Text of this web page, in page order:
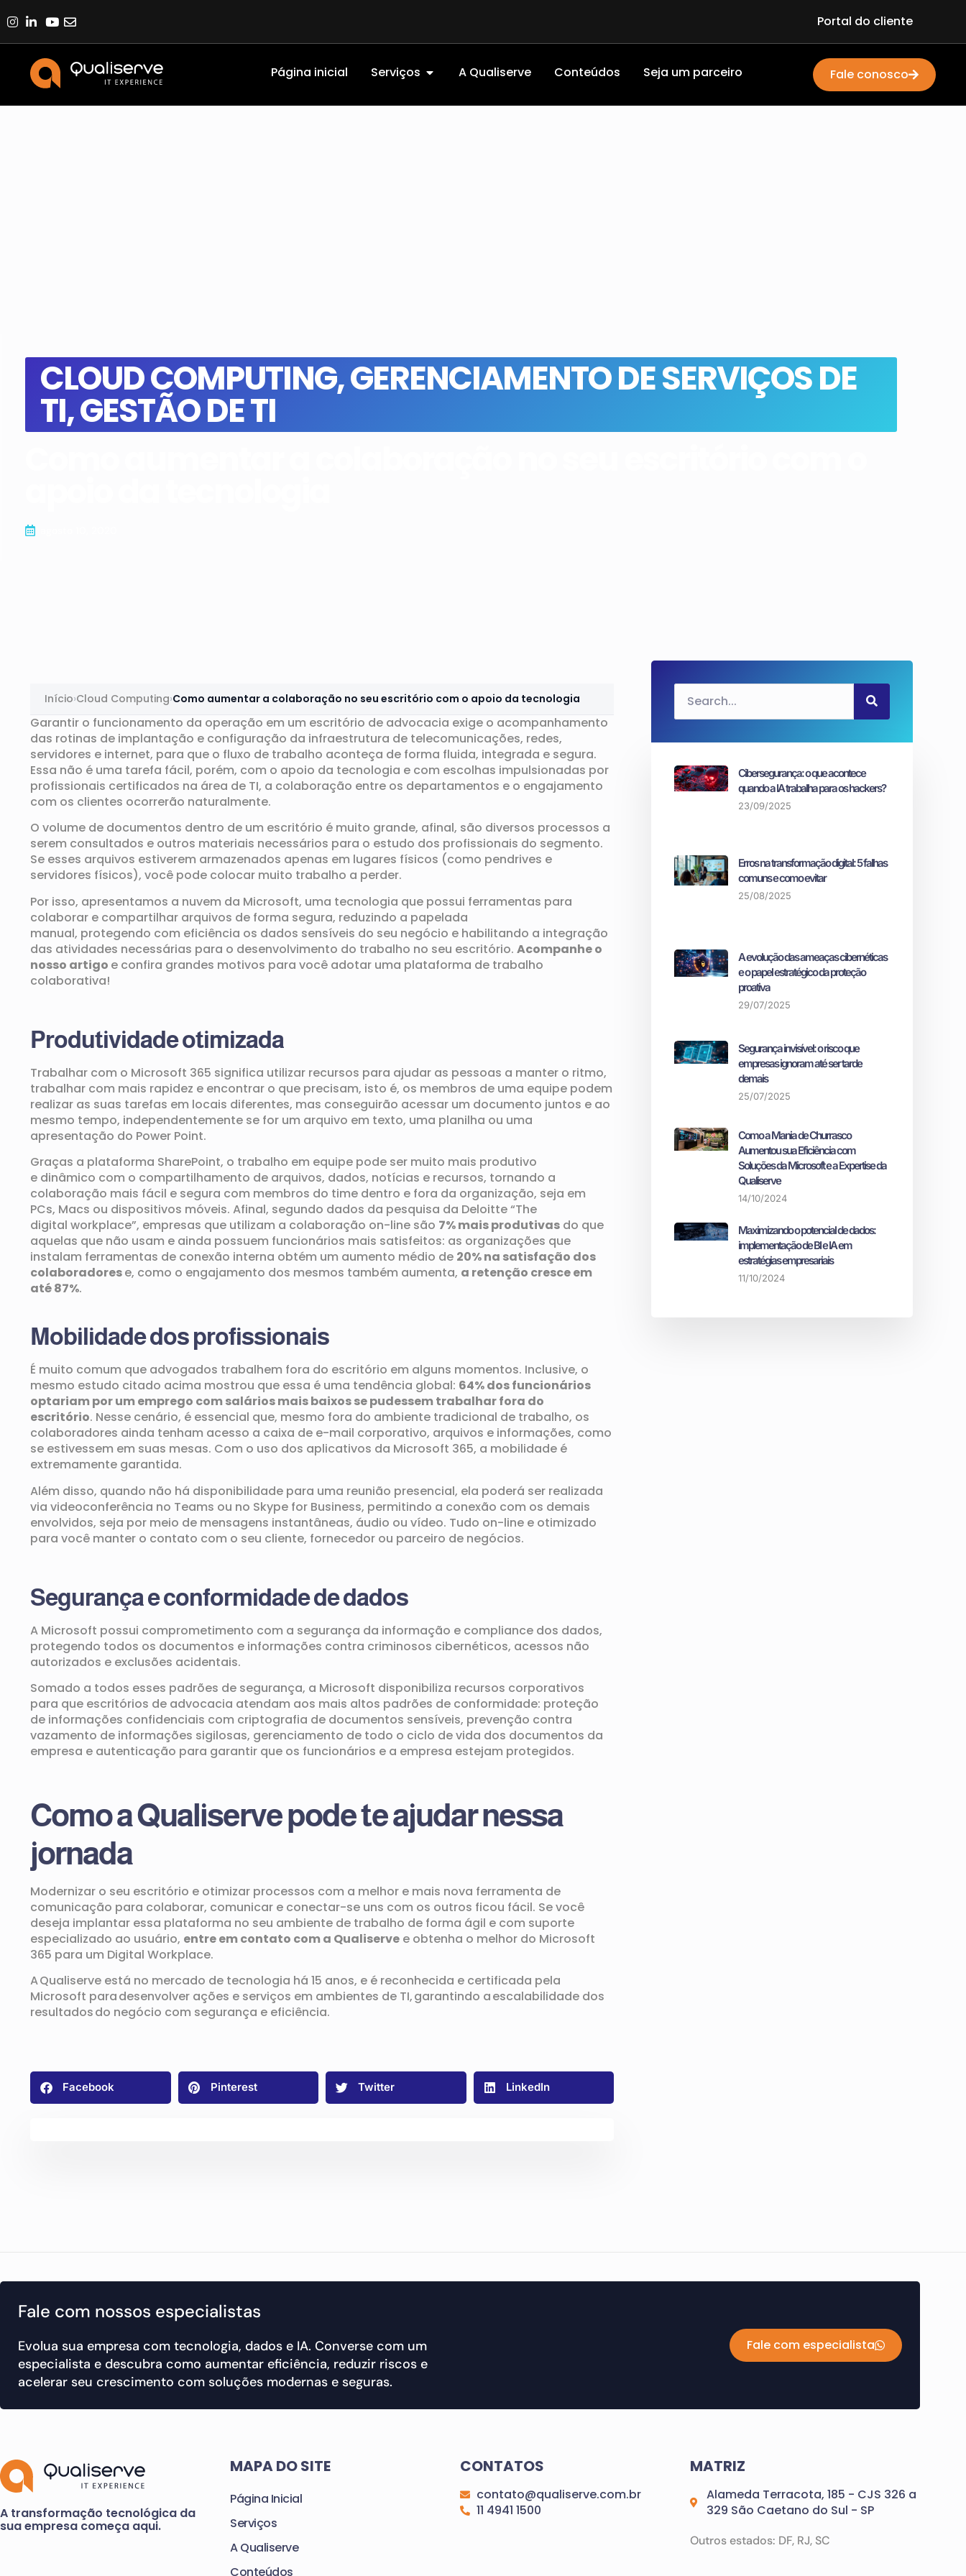
Portal do cliente
Página inicial Serviços A Qualiserve Conteúdos Seja um parceiro Fale conosco
CLOUD COMPUTING,GERENCIAMENTO DE SERVIÇOS DE
TI,GESTÃO DE TI
Início›Cloud Computing›Como aumentar a colaboração no seu escritório com o apoio da tecnologia
Garantir o funcionamento da operação em um escritório de advocacia exige o acompanhamento
das rotinas de implantação e configuração da infraestrutura de telecomunicações, redes,
servidores e internet, para que o fluxo de trabalho aconteça de forma fluida, integrada e segura.
Essa não é uma tarefa fácil, porém, com o apoio da tecnologia e com escolhas impulsionadas por
profissionais certificados na área de TI, a colaboração entre os departamentos e o engajamento
com os clientes ocorrerão naturalmente.
O volume de documentos dentro de um escritório é muito grande, afinal, são diversos processos a
serem consultados e outros materiais necessários para o estudo dos profissionais do segmento.
Se esses arquivos estiverem armazenados apenas em lugares físicos (como pendrives e
servidores físicos), você pode colocar muito trabalho a perder.
Por isso, apresentamos a nuvem da Microsoft, uma tecnologia que possui ferramentas para
colaborar e compartilhar arquivos de forma segura, reduzindo a papelada
manual, protegendo com eficiência os dados sensíveis do seu negócio e habilitando a integração
das atividades necessárias para o desenvolvimento do trabalho no seu escritório. Acompanhe o
nosso artigo e confira grandes motivos para você adotar uma plataforma de trabalho
colaborativa!
Produtividade otimizada
Trabalhar com o Microsoft 365 significa utilizar recursos para ajudar as pessoas a manter o ritmo,
trabalhar com mais rapidez e encontrar o que precisam, isto é, os membros de uma equipe podem
realizar as suas tarefas em locais diferentes, mas conseguirão acessar um documento juntos e ao
mesmo tempo, independentemente se for um arquivo em texto, uma planilha ou uma
apresentação do Power Point.
Graças a plataforma SharePoint, o trabalho em equipe pode ser muito mais produtivo
e dinâmico com o compartilhamento de arquivos, dados, notícias e recursos, tornando a
colaboração mais fácil e segura com membros do time dentro e fora da organização, seja em
PCs, Macs ou dispositivos móveis. Afinal, segundo dados da pesquisa da Deloitte “The
digital workplace”, empresas que utilizam a colaboração on-line são 7% mais produtivas do que
aquelas que não usam e ainda possuem funcionários mais satisfeitos: as organizações que
instalam ferramentas de conexão interna obtém um aumento médio de 20% na satisfação dos
colaboradorese, como o engajamento dos mesmos também aumenta, a retenção cresceem
até 87%.
Mobilidade dos profissionais
É muito comum que advogados trabalhem fora do escritório em alguns momentos. Inclusive, o
mesmo estudo citado acima mostrou que essa é uma tendência global: 64% dos funcionários
optariam por um emprego com salários mais baixos se pudessem trabalhar fora do
escritório. Nesse cenário, é essencial que, mesmo fora do ambiente tradicional de trabalho, os
colaboradores ainda tenham acesso a caixa de e-mail corporativo, arquivos e informações, como
se estivessem em suas mesas. Com o uso dos aplicativos da Microsoft 365, a mobilidade é
extremamente garantida.
Além disso, quando não há disponibilidade para uma reunião presencial, ela poderá ser realizada
via videoconferência no Teams ou no Skype for Business, permitindo a conexão com os demais
envolvidos, seja por meio de mensagens instantâneas, áudio ou vídeo. Tudo on-line e otimizado
para você manter o contato com o seu cliente, fornecedor ou parceiro de negócios.
Segurança e conformidade de dados
A Microsoft possui comprometimento com a segurança da informação e compliance dos dados,
protegendo todos os documentos e informações contra criminosos cibernéticos, acessos não
autorizados e exclusões acidentais.
Somado a todos esses padrões de segurança, a Microsoft disponibiliza recursos corporativos
para que escritórios de advocacia atendam aos mais altos padrões de conformidade: proteção
de informações confidenciais com criptografia de documentos sensíveis, prevenção contra
vazamento de informações sigilosas, gerenciamento de todo o ciclo de vida dos documentos da
empresa e autenticação para garantir que os funcionários e a empresa estejam protegidos.
Como aQualiservepodete ajudar nessa
jornada
Modernizar o seu escritório e otimizar processos com a melhor e mais nova ferramenta de
comunicação para colaborar, comunicar e conectar-se uns com os outros ficou fácil. Se você
deseja implantar essa plataforma no seu ambiente de trabalho de forma ágil e com suporte
especializado ao usuário, entre em contato com a Qualiserve e obtenha o melhor do Microsoft
365 para um Digital Workplace.
A Qualiserve está no mercado de tecnologia há 15 anos, e é reconhecida e certificada pela
Microsoft para desenvolver ações e serviços em ambientes de TI, garantindo a escalabilidade dos
resultados do negócio com segurança e eficiência.
Facebook Pinterest Twitter LinkedIn
Cibersegurança: o que acontece
quando a IA trabalha para os hackers?
23/09/2025
Erros na transformação digital: 5 falhas
comuns e como evitar
25/08/2025
A evolução das ameaças cibernéticas
e o papel estratégico da proteção
proativa
29/07/2025
Segurança invisível: o risco que
empresas ignoram até ser tarde
demais
25/07/2025
Como a Mania de Churrasco
Aumentou sua Eficiência com
Soluções da Microsoft e a Expertise da
Qualiserve
14/10/2024
Maximizando o potencial de dados:
implementação de BI e IA em
estratégias empresariais
11/10/2024
Fale com nossos especialistas
Evolua sua empresa com tecnologia, dados e IA. Converse com um
especialista e descubra como aumentar eficiência, reduzir riscos e
acelerar seu crescimento com soluções modernas e seguras.
Fale com especialista
A transformação tecnológica da
sua empresa começa aqui.
MAPA DO SITE
Página Inicial
Serviços
A Qualiserve
Conteúdos
CONTATOS
contato@qualiserve.com.br
11 4941 1500
MATRIZ
Alameda Terracota, 185 - CJS 326 a
329 São Caetano do Sul - SP
Outros estados: DF, RJ, SC